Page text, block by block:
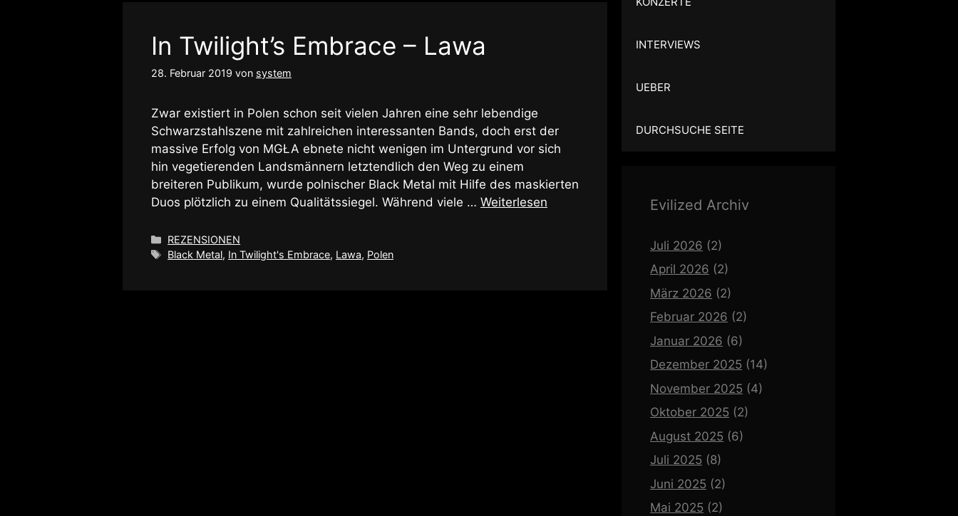
In Twilight’s Embrace – Lawa
28. Februar 2019 von system
Zwar existiert in Polen schon seit vielen Jahren eine sehr lebendige
Schwarzstahlszene mit zahlreichen interessanten Bands, doch erst der
massive Erfolg von MGŁA ebnete nicht wenigen im Untergrund vor sich
hin vegetierenden Landsmännern letztendlich den Weg zu einem
breiteren Publikum, wurde polnischer Black Metal mit Hilfe des maskierten
Duos plötzlich zu einem Qualitätssiegel. Während viele … Weiterlesen
Kategorien
REZENSIONEN
Schlagwörter
Black Metal, In Twilight's Embrace, Lawa, Polen
INTERVIEWS
UEBER
DURCHSUCHE SEITE
Evilized Archiv
Juli 2026 (2)
April 2026 (2)
März 2026 (2)
Februar 2026 (2)
Januar 2026 (6)
Dezember 2025 (14)
November 2025 (4)
Oktober 2025 (2)
August 2025 (6)
Juli 2025 (8)
Juni 2025 (2)
Mai 2025 (2)